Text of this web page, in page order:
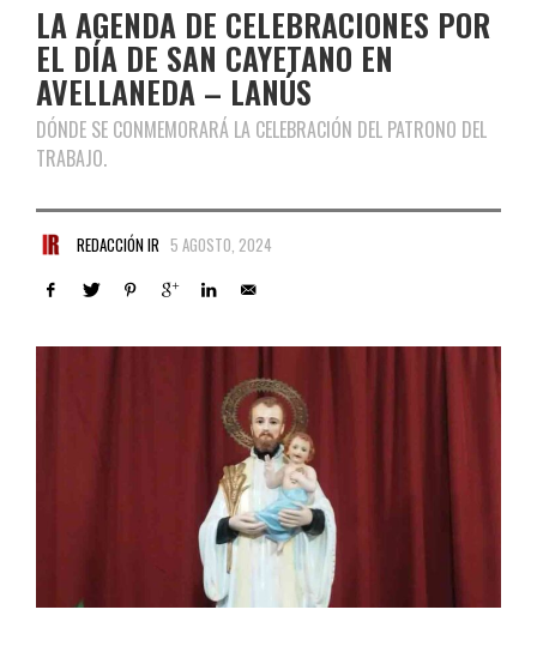
LA AGENDA DE CELEBRACIONES POR
EL DÍA DE SAN CAYETANO EN
AVELLANEDA – LANÚS
DÓNDE SE CONMEMORARÁ LA CELEBRACIÓN DEL PATRONO DEL
TRABAJO.
REDACCIÓN IR 5 AGOSTO, 2024